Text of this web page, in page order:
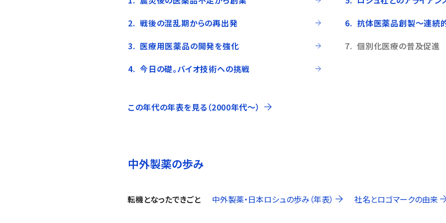
戦後の混乱期からの再出発
医療用医薬品の開発を強化
今日の礎。バイオ技術ヘの挑戦
抗体医薬品創製～連続
個別化医療の普及促進
この年代の年表を見る（2000年代〜）
中外製薬の歩み
転機となったできごと 中外製薬・日本ロシュの歩み（年表） 社名とロゴマークの由来